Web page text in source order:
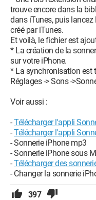
trouve encore dans la
dans iTunes, puis
créé par iTunes.
Et voilà, le fichier est
* La création de la
sur votre iPhone.
* La synchronisation est
Réglages -> Sons -
Voir aussi :
-Télécharger l'appli
-Télécharger l'appli
- Sonnerie iPhone mp3
- Sonnerie iPhone sous
-Télécharger des
- Changer la sonnerie
397